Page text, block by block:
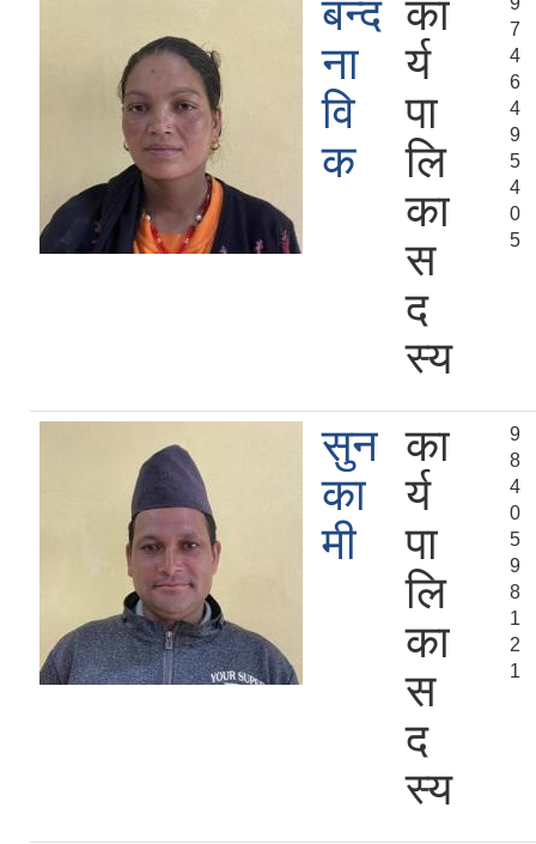
बन्द
ना
वि
क
का
र्य
पा
लि
का
स
द
स्य
7
4
6
4
9
5
4
0
5
सुन
का
मी
का
र्य
पा
लि
का
स
द
स्य
9
8
4
0
5
9
8
1
2
1